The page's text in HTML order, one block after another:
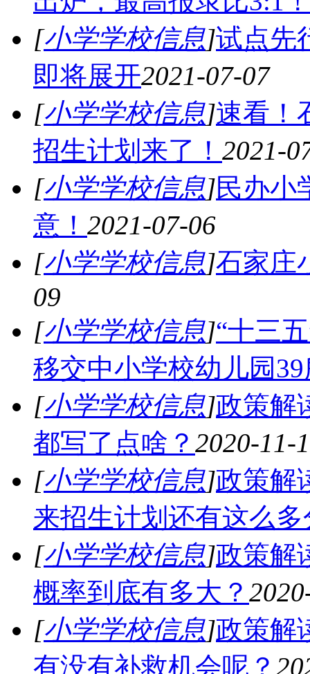
[小学学校信息]试点先
即将展开2021-07-07
[小学学校信息]速看！
招生计划来了！ 2021-
[小学学校信息]民办小
意！ 2021-07-06
[小学学校信息]石家庄
09
[小学学校信息]“十三
移交中小学校幼儿园
[小学学校信息]政策解
都写了点啥？ 2020-11-
[小学学校信息]政策解
来招生计划还有这么
[小学学校信息]政策解
概率到底有多大？
[小学学校信息]政策解
有没有补救机会呢？